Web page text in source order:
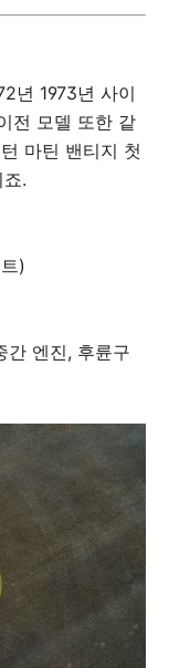
년 1973년 사이
전 모델 또한 같
마틴 밴티지 첫
.
)
간 엔진, 후륜구